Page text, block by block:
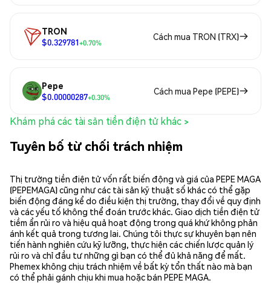
TRON
$0.329781+0.70%
Cách mua TRON (TRX)
Pepe
$0.00000287+0.30%
Cách mua Pepe (PEPE)
Khám phá các tài sản tiền điện tử khác >
Tuyên bố từ chối trách nhiệm
Thị trường tiền điện tử vốn rất biến động và giá của PEPE MAGA
(PEPEMAGA) cũng như các tài sản kỹ thuật số khác có thể gặp
biến động đáng kể do điều kiện thị trường, thay đổi về quy định
và các yếu tố không thể đoán trước khác. Giao dịch tiền điện tử
tiềm ẩn rủi ro và hiệu quả hoạt động trong quá khứ không phản
ánh kết quả trong tương lai. Chúng tôi thực sự khuyên bạn nên
tiến hành nghiên cứu kỹ lưỡng, thực hiện các chiến lược quản lý
rủi ro và chỉ đầu tư những gì bạn có thể đủ khả năng để mất.
Phemex không chịu trách nhiệm về bất kỳ tổn thất nào mà bạn
có thể phải gánh chịu khi mua hoặc bán PEPE MAGA.